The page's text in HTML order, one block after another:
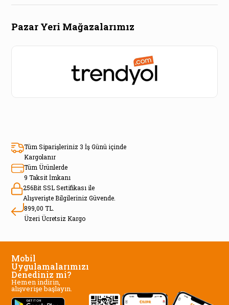
Pazar Yeri Mağazalarımız
Tüm Siparişleriniz 3 İş Günü içinde
Kargolanır
Tüm Ürünlerde
9 Taksit İmkanı
256Bit SSL Sertifikası ile
Alışverişte Bilgileriniz Güvende.
899,00 TL.
Üzeri Ücretsiz Kargo
Mobil
Uygulamalarımızı
Denediniz mi?
Hemen indirin,
alışverişe başlayın.